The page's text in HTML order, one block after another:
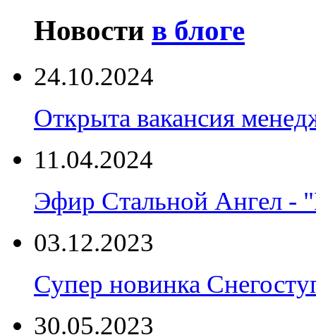
Новости в блоге
24.10.2024
Открыта вакансия
11.04.2024
Эфир Стальной Ангел -
03.12.2023
Супер новинка
30.05.2023